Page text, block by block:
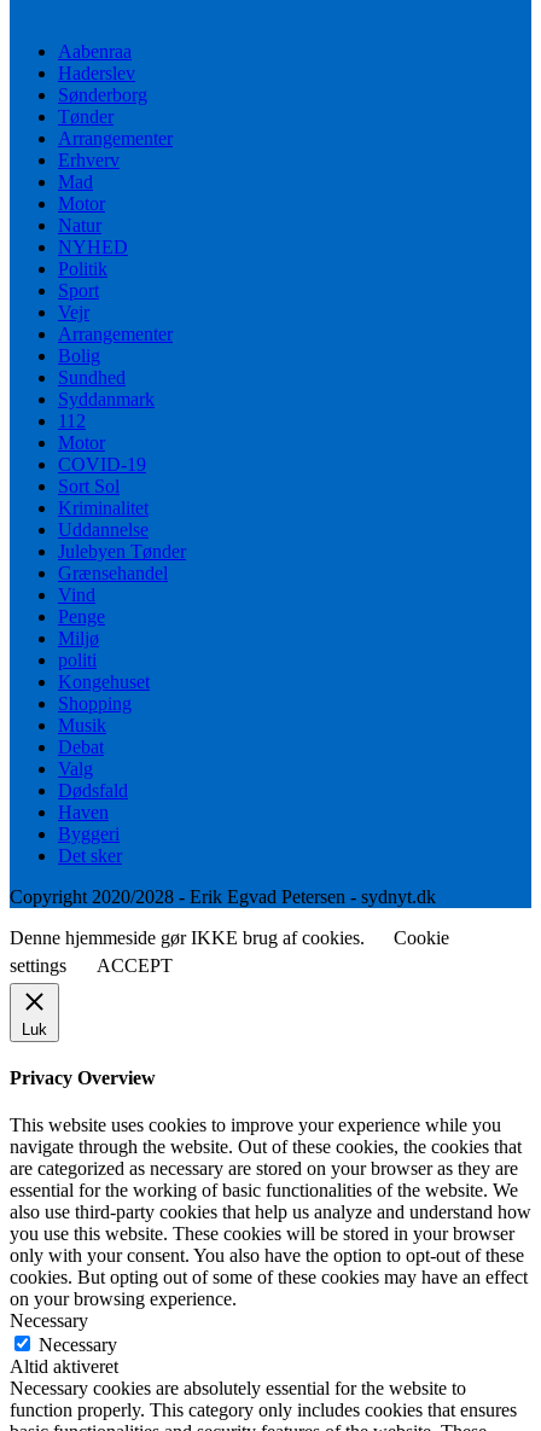
Aabenraa
Haderslev
Sønderborg
Tønder
Arrangementer
Erhverv
Mad
Motor
Natur
NYHED
Politik
Sport
Vejr
Arrangementer
Bolig
Sundhed
Syddanmark
112
Motor
COVID-19
Sort Sol
Kriminalitet
Uddannelse
Julebyen Tønder
Grænsehandel
Vind
Penge
Miljø
politi
Kongehuset
Shopping
Musik
Debat
Valg
Dødsfald
Haven
Byggeri
Det sker
Copyright 2020/2028 - Erik Egvad Petersen - sydnyt.dk
Denne hjemmeside gør IKKE brug af cookies.
Cookie
settings
ACCEPT
Luk
Privacy Overview
This website uses cookies to improve your experience while you
navigate through the website. Out of these cookies, the cookies that
are categorized as necessary are stored on your browser as they are
essential for the working of basic functionalities of the website. We
also use third-party cookies that help us analyze and understand how
you use this website. These cookies will be stored in your browser
only with your consent. You also have the option to opt-out of these
cookies. But opting out of some of these cookies may have an effect
on your browsing experience.
Necessary
Necessary
Altid aktiveret
Necessary cookies are absolutely essential for the website to
function properly. This category only includes cookies that ensures